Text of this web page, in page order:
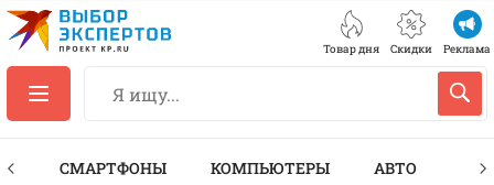
Товар дня Скидки Реклама
СМАРТФОНЫ КОМПЬЮТЕРЫ АВТО